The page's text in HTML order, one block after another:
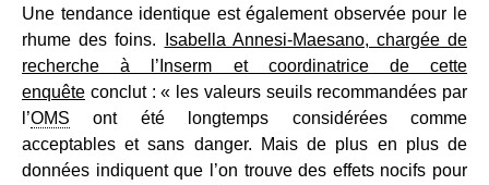
Une tendance identique est également observée pour le
rhume des foins.
Isabella Annesi-Maesano, chargée de
recherche à l’Inserm et coordinatrice de cette
enquête conclut : « les valeurs seuils recommandées par
l’OMS ont été longtemps considérées comme
acceptables et sans danger. Mais de plus en plus de
données indiquent que l’on trouve des effets nocifs pour